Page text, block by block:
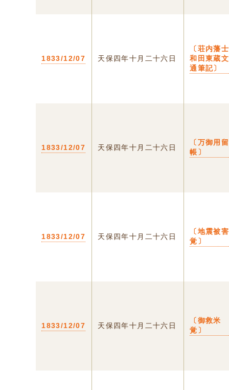
1833/12/07 天保四年十月二十六日
〔荘内藩士
和田東蔵文
通筆記〕
1833/12/07 天保四年十月二十六日
〔万御用留
帳〕
1833/12/07 天保四年十月二十六日
〔地震被害
覚〕
1833/12/07 天保四年十月二十六日
〔御救米
覚〕